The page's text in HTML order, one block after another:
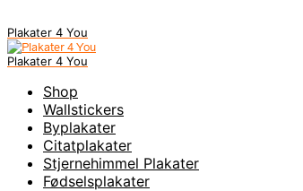
Plakater 4 You
Plakater 4 You
Shop
Wallstickers
Byplakater
Citatplakater
Stjernehimmel Plakater
Fødselsplakater